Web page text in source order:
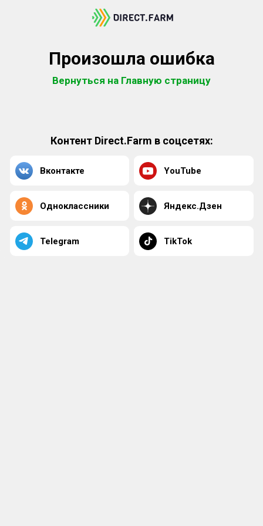
Произошла ошибка
Вернуться на Главную страницу
Контент Direct.Farm в соцсетях:
Вконтакте YouTube
Одноклассники Яндекс.Дзен
Telegram TikTok